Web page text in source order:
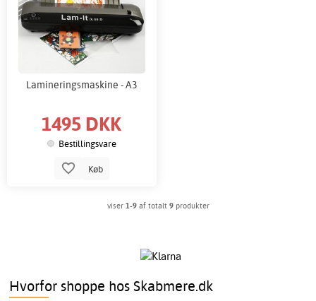
Lamineringsmaskine - A3
1495 DKK
Bestillingsvare
Køb
viser 1-9af totalt 9produkter
Hvorfor shoppe hos Skabmere.dk